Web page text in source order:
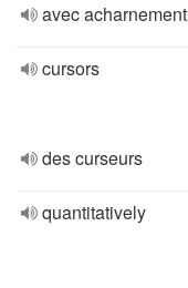
avec acharnement
cursors
des curseurs
quantitatively